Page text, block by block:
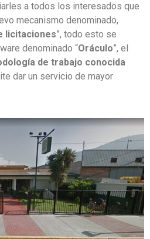
a todos los interesados que
mecanismo denominado,
licitaciones”, todo esto se
denominado “Oráculo”, el
de trabajo conocida
dar un servicio de mayor